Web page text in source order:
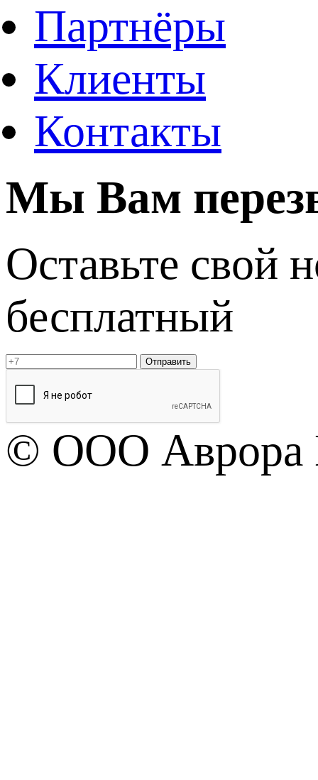
Партнёры
Клиенты
Контакты
Мы Вам
Оставьте свой
бесплатный
Отправить
© OOO Аврора